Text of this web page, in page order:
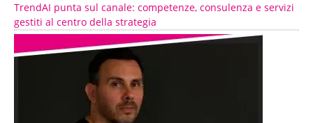
TrendAI punta sul canale: competenze, consulenza e servizi
gestiti al centro della strategia